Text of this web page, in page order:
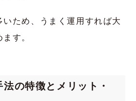
ため、うまく運用すれば大
す。
の特徴とメリット・